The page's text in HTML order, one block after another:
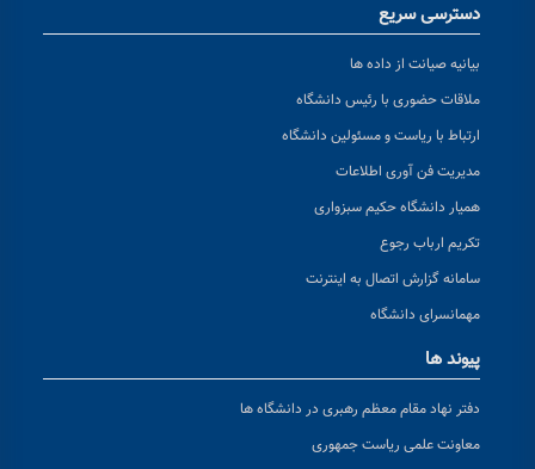
دسترسی سریع
بیانیه صیانت از داده ها
ملاقات حضوری با رئیس دانشگاه
ارتباط با ریاست و مسئولین دانشگاه
مدیریت فن آوری اطلاعات
همیار دانشگاه حکیم سبزواری
تکریم ارباب رجوع
سامانه گزارش اتصال به اینترنت
مهمانسرای دانشگاه
پیوند ها
دفتر نهاد مقام معظم رهبری در دانشگاه ها
معاونت علمی ریاست جمهوری